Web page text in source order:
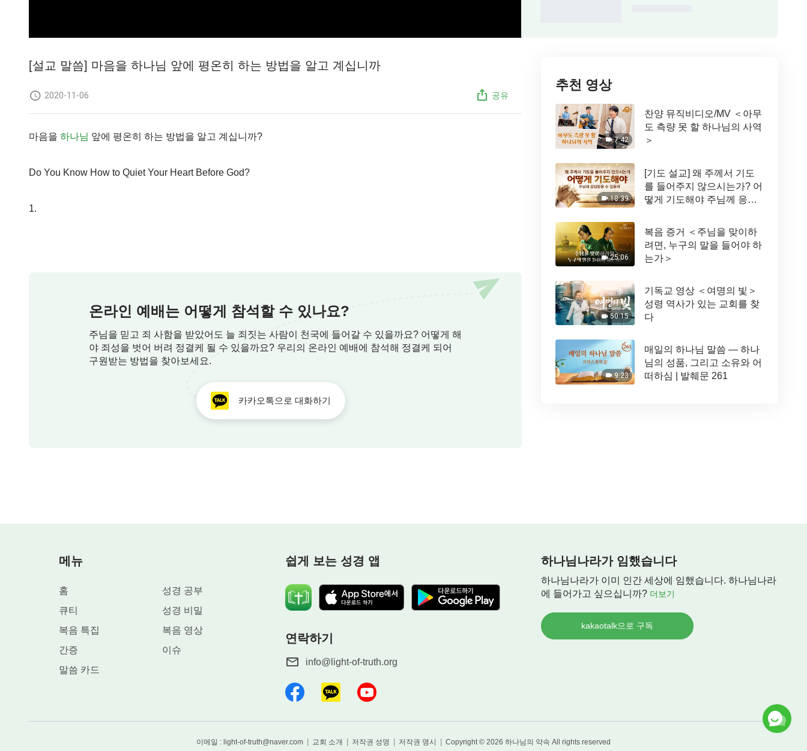
[설교 말씀] 마음을 하나님 앞에 평온히 하는 방법을 알고 계십니까
2020-11-06 공유
마음을 하나님 앞에 평온히 하는 방법을 알고 계십니까?
Do You Know How to Quiet Your Heart Before God?
1.
하나님의 말씀을 볼 때는 마음을 평온히 하고, 마음으로 묵상해야 합니다.
Second, While Reading the Word of God, We Should Quiet Our Heart and Use Our Heart to Ponder.
매일 자신의 문제점을 반성해 봐야 합니다.
Fourth, Paying Attention to Reflecting on Our Problems and Shortcomings Every Day.
온라인 예배는 어떻게 참석할 수 있나요?
주님을 믿고 죄 사함을 받았어도 늘 죄짓는 사람이 천국에 들어갈 수 있을까요? 어떻게 해
야 죄성을 벗어 버려 정결케 될 수 있을까요? 우리의 온라인 예배에 참석해 정결케 되어
구원받는 방법을 찾아보세요.
카카오톡으로 대화하기
추천 영상
7:42
찬양 뮤직비디오/MV ＜아무
도 측량 못 할 하나님의 사역
＞
18:39
[기도 설교] 왜 주께서 기도
를 들어주지 않으시는가? 어
떻게 기도해야 주님께 응답
25:06
복음 증거 ＜주님을 맞이하
려면, 누구의 말을 들어야 하
는가＞
50:15
기독교 영상 ＜여명의 빛＞
성령 역사가 있는 교회를 찾
다
9:23
매일의 하나님 말씀 ― 하나
님의 성품, 그리고 소유와 어
떠하심 | 발췌문 261
메뉴
홈
성경 공부
큐티
성경 비밀
복음 특집
복음 영상
간증
이슈
말씀 카드
쉽게 보는 성경 앱
연락하기
info@light-of-truth.org
하나님나라가 임했습니다
하나님나라가 이미 인간 세상에 임했습니다. 하나님나라
에 들어가고 싶으십니까? 더보기
kakaotalk으로 구독
이메일 : light-of-truth@naver.com 교회 소개 저작권 성명 저작권 명시 Copyright © 2026 하나님의 약속 All rights reserved